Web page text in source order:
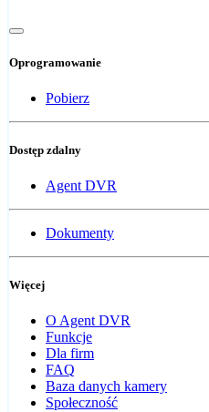
Oprogramowanie
Pobierz
Dostęp zdalny
Agent DVR
Dokumenty
Więcej
O Agent DVR
Funkcje
Dla firm
FAQ
Baza danych kamery
Społeczność